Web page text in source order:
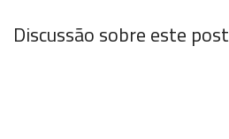
Discussão sobre este post